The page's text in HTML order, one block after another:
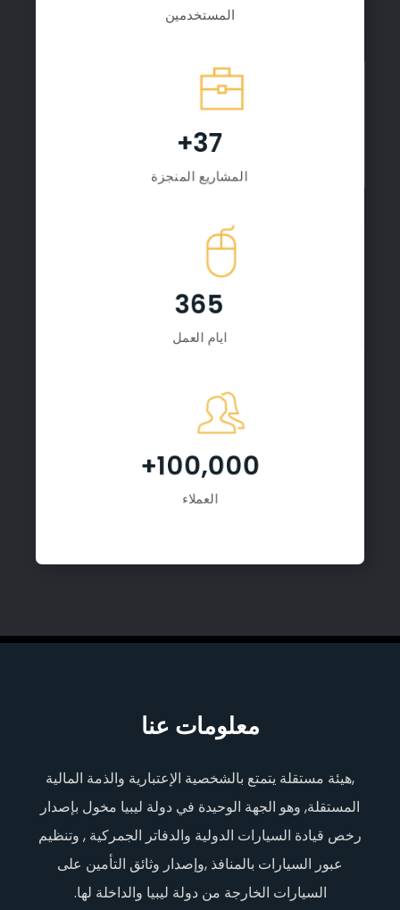
المستخدمين
37+
المشاريع المنجزة
365
ايام العمل
100,000+
العملاء
معلومات عنا
,هيئة مستقلة يتمتع بالشخصية الإعتبارية والذمة المالية
المستقلة, وهو الجهة الوحيدة في دولة ليبيا مخول بإصدار
رخص قيادة السيارات الدولية والدفاتر الجمركية , وتنظيم
عبور السيارات بالمنافذ ,وإصدار وثائق التأمين على
السيارات الخارجة من دولة ليبيا والداخلة لها.